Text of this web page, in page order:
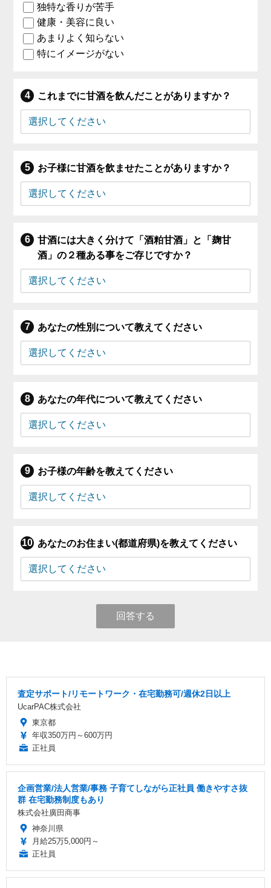
独特な香りが苦手
健康・美容に良い
あまりよく知らない
特にイメージがない
これまでに甘酒を飲んだことがありますか？
お子様に甘酒を飲ませたことがありますか？
甘酒には大きく分けて「酒粕甘酒」と「麹甘
酒」の２種ある事をご存じですか？
あなたの性別について教えてください
あなたの年代について教えてください
お子様の年齢を教えてください
あなたのお住まい(都道府県)を教えてください
回答する
査定サポート/リモートワーク・在宅勤務可/週休2日以上
UcarPAC株式会社
東京都
年収350万円～600万円
正社員
企画営業/法人営業/事務 子育てしながら正社員 働きやすさ抜
群 在宅勤務制度もあり
株式会社廣田商事
神奈川県
月給25万5,000円～
正社員